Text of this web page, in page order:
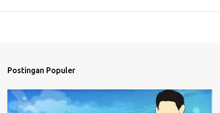
Postingan Populer